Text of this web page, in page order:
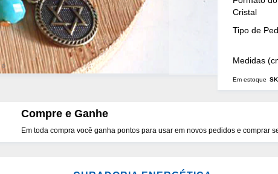
Detalhes
Cristal
Tipo de
Medidas
Em estoque
Compre e Ganhe
Em toda compra você ganha pontos para usar em novos pedidos e comprar